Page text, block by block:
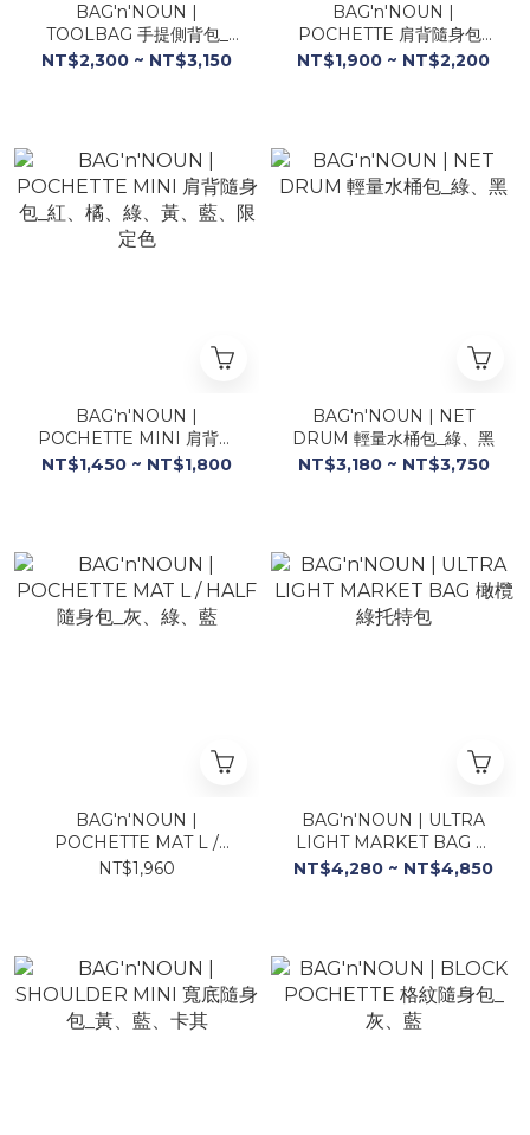
BAG'n'NOUN |
TOOLBAG 手提側背包_
黃、橘、綠、藍、限定色
NT$2,300 ~ NT$3,150
BAG'n'NOUN |
POCHETTE 肩背隨身包_
紅、橘、綠、黃、藍、限定
NT$1,900 ~ NT$2,200
BAG'n'NOUN |
POCHETTE MINI 肩背隨
身包_紅、橘、綠、黃、藍、
NT$1,450 ~ NT$1,800
BAG'n'NOUN | NET
DRUM 輕量水桶包_綠、黑
NT$3,180 ~ NT$3,750
BAG'n'NOUN |
POCHETTE MAT L /
HALF 隨身包_灰、綠、藍
NT$1,960
BAG'n'NOUN | ULTRA
LIGHT MARKET BAG 橄
欖綠托特包
NT$4,280 ~ NT$4,850